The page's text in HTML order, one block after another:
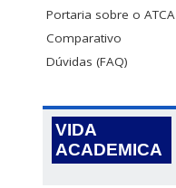
Portaria sobre o ATCA
Comparativo
Dúvidas (FAQ)
VIDA
ACADEMICA